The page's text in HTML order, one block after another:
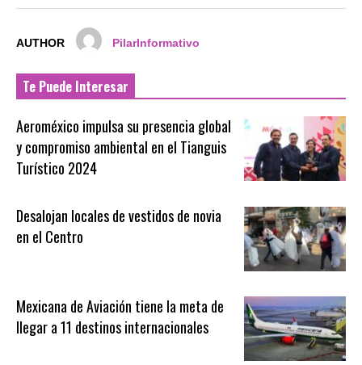
AUTHOR PilarInformativo
Te Puede Interesar
Aeroméxico impulsa su presencia global
y compromiso ambiental en el Tianguis
Turístico 2024
Desalojan locales de vestidos de novia
en el Centro
Mexicana de Aviación tiene la meta de
llegar a 11 destinos internacionales